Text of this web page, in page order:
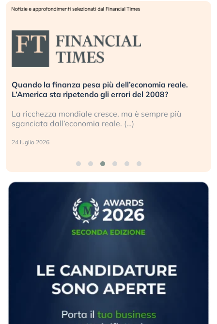
Quando la finanza pesa più dell’economia reale.
L’America sta ripetendo gli errori del 2008?
La ricchezza mondiale cresce, ma è sempre più
sganciata dall’economia reale. (…)
24 luglio 2026